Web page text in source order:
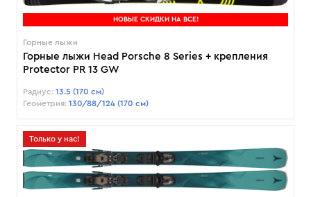
НОВЫЕ СКИДКИ НА ВСЕ!
Горные лыжи
Горные лыжи Head Porsche 8 Series + крепления
Protector PR 13 GW
Радиус: 13.5 (170 см)
Геометрия: 130/88/124 (170 см)
Только у нас!